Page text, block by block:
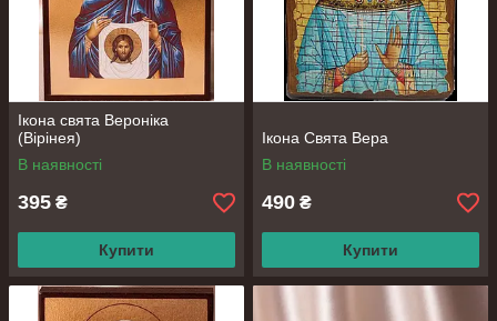
Ікона свята Вероніка
(Вірінея)
В наявності
395 ₴
Купити
Ікона Свята Вера
В наявності
490 ₴
Купити